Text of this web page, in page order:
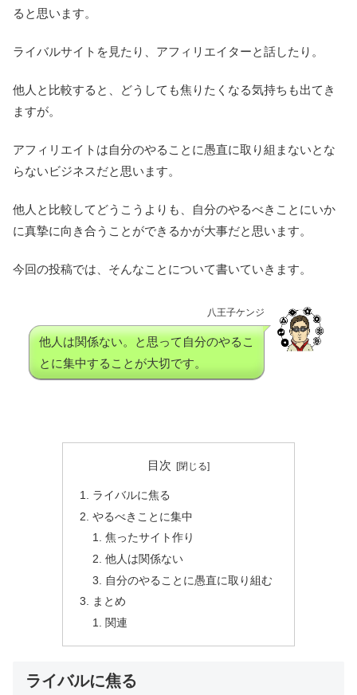
ると思います。
ライバルサイトを見たり、アフィリエイターと話したり。
他人と比較すると、どうしても焦りたくなる気持ちも出てき
ますが。
アフィリエイトは自分のやることに愚直に取り組まないとな
らないビジネスだと思います。
他人と比較してどうこうよりも、自分のやるべきことにいか
に真摯に向き合うことができるかが大事だと思います。
今回の投稿では、そんなことについて書いていきます。
八王子ケンジ
他人は関係ない。と思って自分のやるこ
とに集中することが大切です。
目次
ライバルに焦る
やるべきことに集中
焦ったサイト作り
他人は関係ない
自分のやることに愚直に取り組む
まとめ
関連
ライバルに焦る